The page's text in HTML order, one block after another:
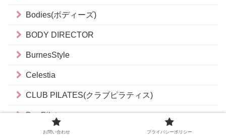
Bodies(ボディーズ)
BODY DIRECTOR
BurnesStyle
Celestia
CLUB PILATES(クラブピラティス)
DeePilates
ELEMENT(エレメント)
お問い合わせ プライバシーポリシー